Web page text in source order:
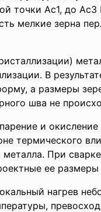
точки Ac1, до
мелкие зерна
В
а размеры
шва не
и окисление
термического
При
ее
нагрев